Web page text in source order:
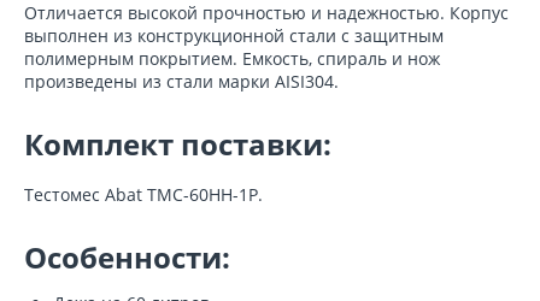
Отличается высокой прочностью и надежностью. Корпус
выполнен из конструкционной стали с защитным
полимерным покрытием. Емкость, спираль и нож
произведены из стали марки AISI304.
Комплект поставки:
Тестомес Abat ТМС-60НН-1Р.
Особенности: